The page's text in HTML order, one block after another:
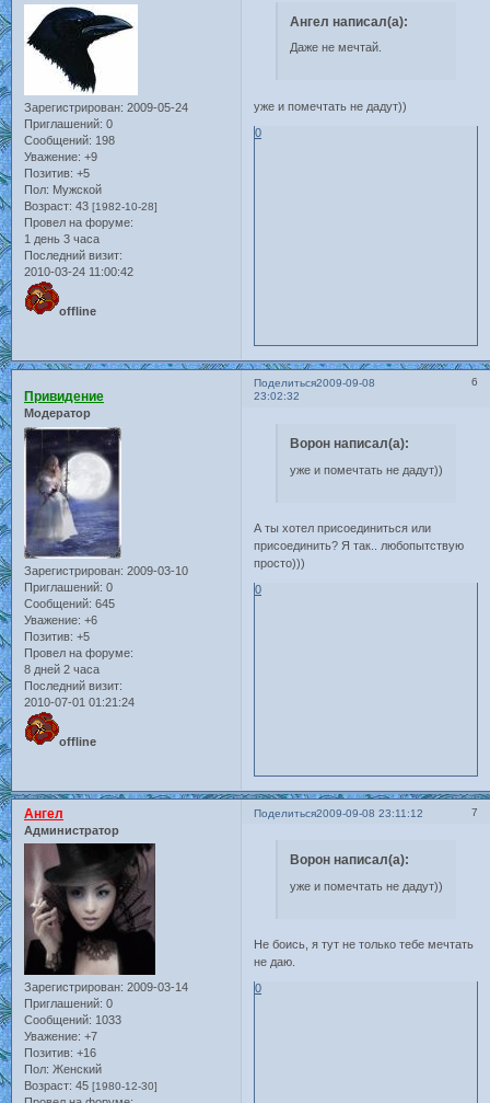
Зарегистрирован: 2009-05-24
Приглашений: 0
Сообщений: 198
Уважение: +9
Позитив: +5
Пол: Мужской
Возраст: 43 [1982-10-28]
Провел на форуме:
1 день 3 часа
Последний визит:
2010-03-24 11:00:42
offline
Ангел написал(а):
Даже не мечтай.
уже и помечтать не дадут))
0
Поделиться 6
2009-09-08
23:02:32
Привидение
Модератор
Зарегистрирован: 2009-03-10
Приглашений: 0
Сообщений: 645
Уважение: +6
Позитив: +5
Провел на форуме:
8 дней 2 часа
Последний визит:
2010-07-01 01:21:24
offline
Ворон написал(а):
уже и помечтать не дадут))
А ты хотел присоединиться или
присоединить? Я так.. любопытствую
просто)))
0
Поделиться 7
2009-09-08 23:11:12
Ангел
Администратор
Зарегистрирован: 2009-03-14
Приглашений: 0
Сообщений: 1033
Уважение: +7
Позитив: +16
Пол: Женский
Возраст: 45 [1980-12-30]
Ворон написал(а):
уже и помечтать не дадут))
Не боись, я тут не только тебе мечтать
не даю.
0